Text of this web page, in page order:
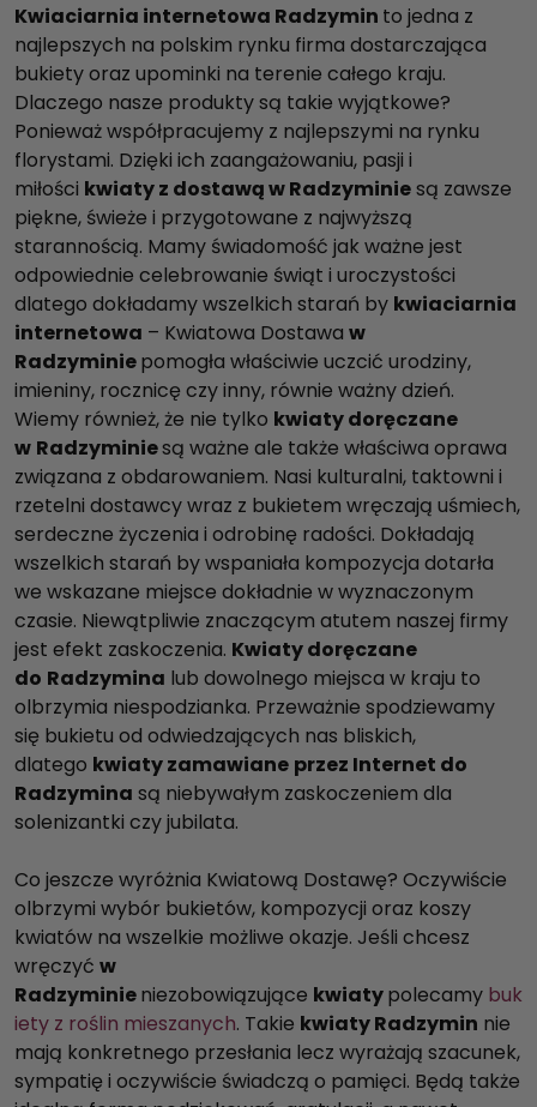
Kwiaciarnia internetowa Radzymin to jedna z
najlepszych na polskim rynku firma dostarczająca
bukiety oraz upominki na terenie całego kraju.
Dlaczego nasze produkty są takie wyjątkowe?
Ponieważ współpracujemy z najlepszymi na rynku
florystami. Dzięki ich zaangażowaniu, pasji i
miłości kwiaty z dostawą w Radzyminiesą zawsze
piękne, świeże i przygotowane z najwyższą
starannością. Mamy świadomość jak ważne jest
odpowiednie celebrowanie świąt i uroczystości
dlatego dokładamy wszelkich starań by kwiaciarnia
internetowa – Kwiatowa Dostawa w
Radzyminiepomogła właściwie uczcić urodziny,
imieniny, rocznicę czy inny, równie ważny dzień.
Wiemy również, że nie tylko kwiaty doręczane
w Radzyminiesą ważne ale także właściwa oprawa
związana z obdarowaniem. Nasi kulturalni, taktowni i
rzetelni dostawcy wraz z bukietem wręczają uśmiech,
serdeczne życzenia i odrobinę radości. Dokładają
wszelkich starań by wspaniała kompozycja dotarła
we wskazane miejsce dokładnie w wyznaczonym
czasie. Niewątpliwie znaczącym atutem naszej firmy
jest efekt zaskoczenia. Kwiaty doręczane
do Radzymina lub dowolnego miejsca w kraju to
olbrzymia niespodzianka. Przeważnie spodziewamy
się bukietu od odwiedzających nas bliskich,
dlatego kwiaty zamawiane przez Internet do
Radzymina są niebywałym zaskoczeniem dla
solenizantki czy jubilata.
Co jeszcze wyróżnia Kwiatową Dostawę? Oczywiście
olbrzymi wybór bukietów, kompozycji oraz koszy
kwiatów na wszelkie możliwe okazje. Jeśli chcesz
wręczyć w
Radzyminieniezobowiązujące kwiatypolecamy buk
iety z roślin mieszanych. Takie kwiaty Radzymin nie
mają konkretnego przesłania lecz wyrażają szacunek,
sympatię i oczywiście świadczą o pamięci. Będą także